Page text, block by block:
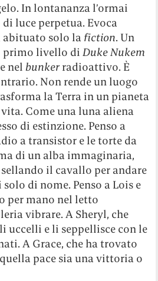
In lontananza l’ormai
luce perpetua. Evoca
solo la fiction. Un
primo livello diDuke Nukem
nelbunker radioattivo. È
Non rende un luogo
la Terra in un pianeta
Come una luna aliena
di estinzione. Penso a
a transistor e le torte da
di un alba immaginaria,
sellando il cavallo per andare
di nome. Penso a Lois e
per mano nel letto
vibrare. A Sheryl, che
uccelli e li seppellisce con le
A Grace, che ha trovato
pace sia una vittoria o